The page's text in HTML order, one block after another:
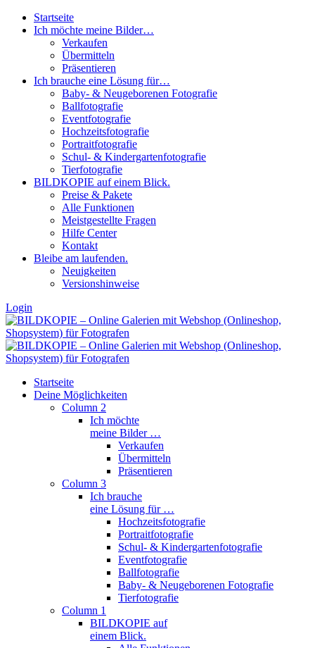
Startseite
Ich möchte meine Bilder…
Verkaufen
Übermitteln
Präsentieren
Ich brauche eine Lösung für…
Baby- & Neugeborenen Fotografie
Ballfotografie
Eventfotografie
Hochzeitsfotografie
Portraitfotografie
Schul- & Kindergartenfotografie
Tierfotografie
BILDKOPIE auf einem Blick.
Preise & Pakete
Alle Funktionen
Meistgestellte Fragen
Hilfe Center
Kontakt
Bleibe am laufenden.
Neuigkeiten
Versionshinweise
Login
Startseite
Deine Möglichkeiten
Column 2
Ich möchte
meine Bilder …
Verkaufen
Übermitteln
Präsentieren
Column 3
Ich brauche
eine Lösung für …
Hochzeitsfotografie
Portraitfotografie
Schul- & Kindergartenfotografie
Eventfotografie
Ballfotografie
Baby- & Neugeborenen Fotografie
Tierfotografie
Column 1
BILDKOPIE auf
einem Blick.